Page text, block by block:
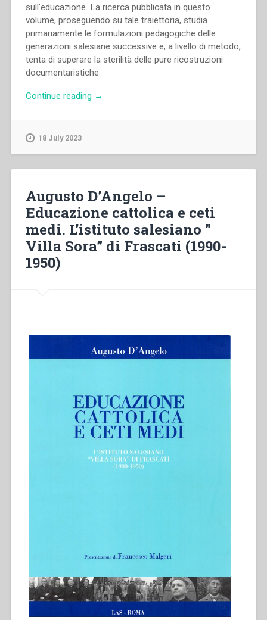
sull’educazione. La ricerca pubblicata in questo
volume, proseguendo su tale traiettoria, studia
primariamente le formulazioni pedagogiche delle
generazioni salesiane successive e, a livello di metodo,
tenta di superare la sterilità delle pure ricostruzioni
documentaristiche.
Continue reading “Michal
Dalla
prima
generazione
fino
al
→
18 July 2023
Augusto D’Angelo –
Educazione cattolica e ceti
medi. L’istituto salesiano ”
Villa Sora” di Frascati (1990-
1950)